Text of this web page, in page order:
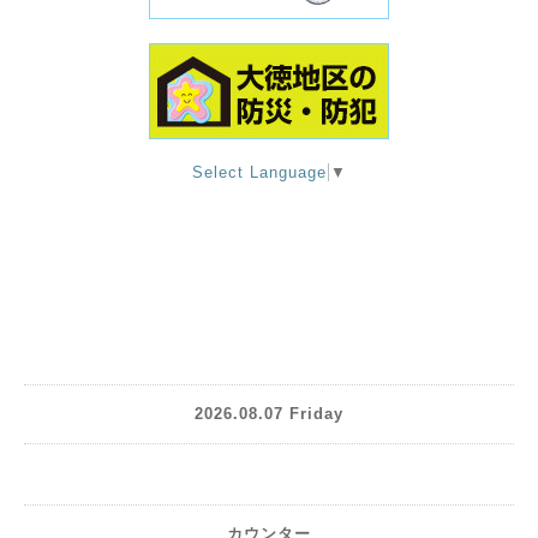
Select Language ▼
2026.08.07 Friday
カウンター